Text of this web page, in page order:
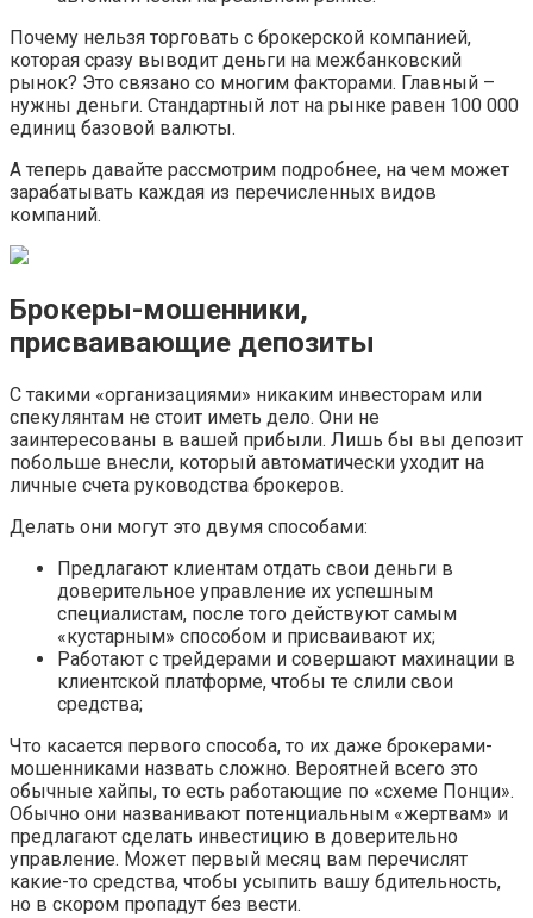
Почему нельзя торговать с брокерской компанией,
которая сразу выводит деньги на межбанковский
рынок? Это связано со многим факторами. Главный –
нужны деньги. Стандартный лот на рынке равен 100 000
единиц базовой валюты.
А теперь давайте рассмотрим подробнее, на чем может
зарабатывать каждая из перечисленных видов
компаний.
Брокеры-мошенники,
присваивающие депозиты
С такими «организациями» никаким инвесторам или
спекулянтам не стоит иметь дело. Они не
заинтересованы в вашей прибыли. Лишь бы вы депозит
побольше внесли, который автоматически уходит на
личные счета руководства брокеров.
Делать они могут это двумя способами:
Предлагают клиентам отдать свои деньги в
доверительное управление их успешным
специалистам, после того действуют самым
«кустарным» способом и присваивают их;
Работают с трейдерами и совершают махинации в
клиентской платформе, чтобы те слили свои
средства;
Что касается первого способа, то их даже брокерами-
мошенниками назвать сложно. Вероятней всего это
обычные хайпы, то есть работающие по «схеме Понци».
Обычно они названивают потенциальным «жертвам» и
предлагают сделать инвестицию в доверительно
управление. Может первый месяц вам перечислят
какие-то средства, чтобы усыпить вашу бдительность,
но в скором пропадут без вести.